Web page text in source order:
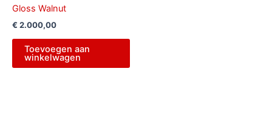
Gloss Walnut
€ 2.000,00
Toevoegen aan
winkelwagen